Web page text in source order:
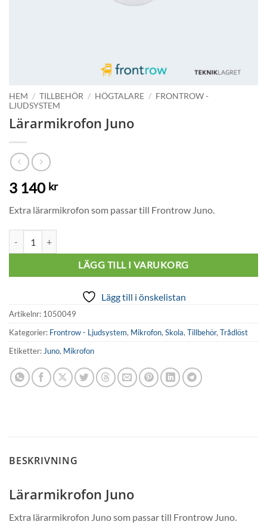
HEM / TILLBEHÖR / HÖGTALARE / FRONTROW -
LJUDSYSTEM
Lärarmikrofon Juno
3 140 kr
Extra lärarmikrofon som passar till Frontrow Juno.
LÄGG TILL I VARUKORG
Lägg till i önskelistan
Artikelnr: 1050049
Kategorier: Frontrow - Ljudsystem, Mikrofon, Skola, Tillbehör, Trådlöst
Etiketter: Juno, Mikrofon
BESKRIVNING
Lärarmikrofon Juno
Extra lärarmikrofon Juno som passar till Frontrow Juno.